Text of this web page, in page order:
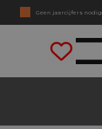
Geen jaarcijfers nodig
Direct rijden